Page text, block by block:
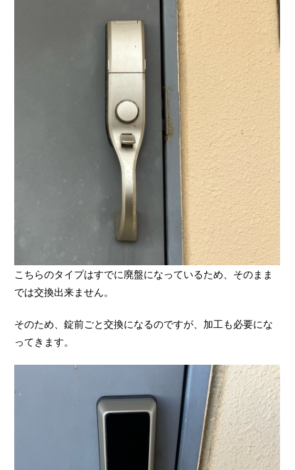
こちらのタイプはすでに廃盤になっているため、そのまま
では交換出来ません。
そのため、錠前ごと交換になるのですが、加工も必要にな
ってきます。